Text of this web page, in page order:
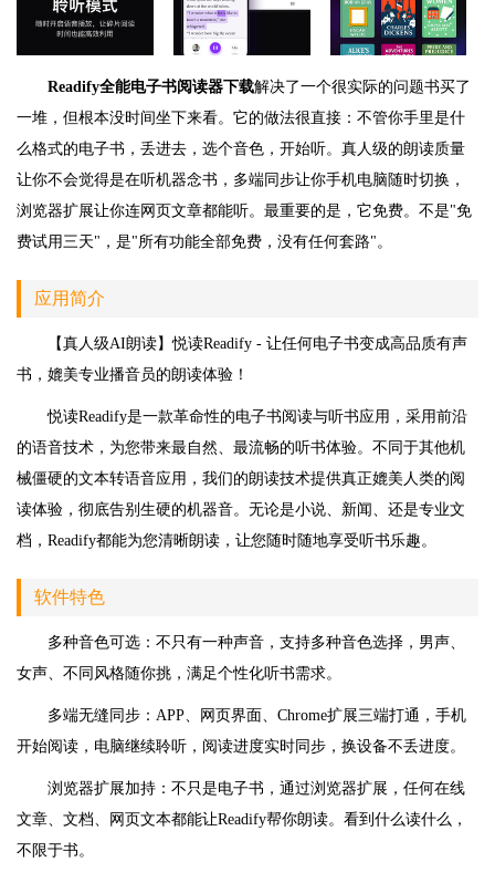
Readify全能电子书阅读器下载解决了一个很实际的问题书买了
一堆，但根本没时间坐下来看。它的做法很直接：不管你手里是什
么格式的电子书，丢进去，选个音色，开始听。真人级的朗读质量
让你不会觉得是在听机器念书，多端同步让你手机电脑随时切换，
浏览器扩展让你连网页文章都能听。最重要的是，它免费。不是"免
费试用三天"，是"所有功能全部免费，没有任何套路"。
应用简介
【真人级AI朗读】悦读Readify - 让任何电子书变成高品质有声
书，媲美专业播音员的朗读体验！
悦读Readify是一款革命性的电子书阅读与听书应用，采用前沿
的语音技术，为您带来最自然、最流畅的听书体验。不同于其他机
械僵硬的文本转语音应用，我们的朗读技术提供真正媲美人类的阅
读体验，彻底告别生硬的机器音。无论是小说、新闻、还是专业文
档，Readify都能为您清晰朗读，让您随时随地享受听书乐趣。
软件特色
多种音色可选：不只有一种声音，支持多种音色选择，男声、
女声、不同风格随你挑，满足个性化听书需求。
多端无缝同步：APP、网页界面、Chrome扩展三端打通，手机
开始阅读，电脑继续聆听，阅读进度实时同步，换设备不丢进度。
浏览器扩展加持：不只是电子书，通过浏览器扩展，任何在线
文章、文档、网页文本都能让Readify帮你朗读。看到什么读什么，
不限于书。